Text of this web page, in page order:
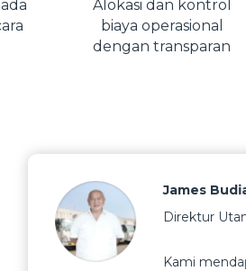
Alokasi dan kontrol
biaya operasional
dengan transparan
cukup baik, bahkan sangat baik